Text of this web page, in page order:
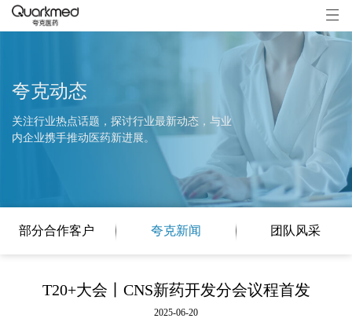
夸克动态
关注行业热点话题，探讨行业最新动态，与业
内企业携手推动医药新进展。
部分合作客户 夸克新闻 团队风采
T20+大会丨CNS新药开发分会议程首发
2025-06-20